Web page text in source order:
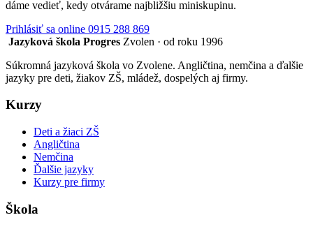
dáme vedieť, kedy otvárame najbližšiu miniskupinu.
Prihlásiť sa online 0915 288 869
Jazyková škola Progres Zvolen · od roku 1996
Súkromná jazyková škola vo Zvolene. Angličtina, nemčina a ďalšie
jazyky pre deti, žiakov ZŠ, mládež, dospelých aj firmy.
Kurzy
Deti a žiaci ZŠ
Angličtina
Nemčina
Ďalšie jazyky
Kurzy pre firmy
Škola